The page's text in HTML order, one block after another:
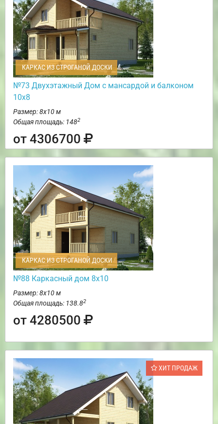
КАРКАС ИЗ СТРОГАНОЙ ДОСКИ
№73 Двухэтажный Дом с мансардой и балконом
10х8
Размер: 8х10 м
Общая площадь: 1482
от 4306700
КАРКАС ИЗ СТРОГАНОЙ ДОСКИ
№88 Каркасный дом 8х10
Размер: 8х10 м
Общая площадь: 138.82
от 4280500
ХИТ ПРОДАЖ